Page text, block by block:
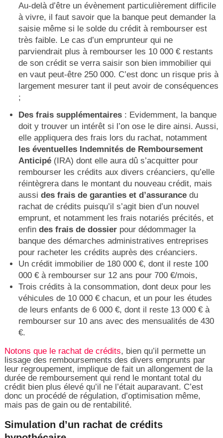
Au-delà d’être un évènement particulièrement difficile
à vivre, il faut savoir que la banque peut demander la
saisie même si le solde du crédit à rembourser est
très faible. Le cas d’un emprunteur qui ne
parviendrait plus à rembourser les 10 000 € restants
de son crédit se verra saisir son bien immobilier qui
en vaut peut-être 250 000. C’est donc un risque pris à
largement mesurer tant il peut avoir de conséquences
;
Des frais supplémentaires: Evidemment, la banque
doit y trouver un intérêt si l’on ose le dire ainsi. Aussi,
elle appliquera des frais lors du rachat, notamment
les éventuelles Indemnités de Remboursement
Anticipé (IRA) dont elle aura dû s’acquitter pour
rembourser les crédits aux divers créanciers, qu’elle
réintègrera dans le montant du nouveau crédit, mais
aussi des frais de garanties et d’assurancedu
rachat de crédits puisqu’il s’agit bien d’un nouvel
emprunt, et notamment les frais notariés précités, et
enfin des frais de dossierpour dédommager la
banque des démarches administratives entreprises
pour racheter les crédits auprès des créanciers.
Un crédit immobilier de 180 000 €, dont il reste 100
000 € à rembourser sur 12 ans pour 700 €/mois,
Trois crédits à la consommation, dont deux pour les
véhicules de 10 000 € chacun, et un pour les études
de leurs enfants de 6 000 €, dont il reste 13 000 € à
rembourser sur 10 ans avec des mensualités de 430
€.
Notons que le rachat de crédits, bien qu’il permette un
lissage des remboursements des divers emprunts par
leur regroupement, implique de fait un allongement de la
durée de remboursement qui rend le montant total du
crédit bien plus élevé qu’il ne l’était auparavant. C’est
donc un procédé de régulation, d’optimisation même,
mais pas de gain ou de rentabilité.
Simulation d’un rachat de crédits